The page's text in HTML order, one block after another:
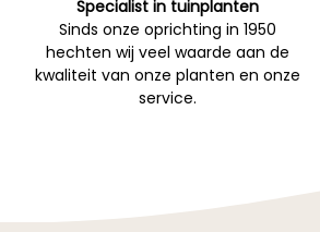
Specialist in tuinplanten
Sinds onze oprichting in 1950
hechten wij veel waarde aan de
kwaliteit van onze planten en onze
service.